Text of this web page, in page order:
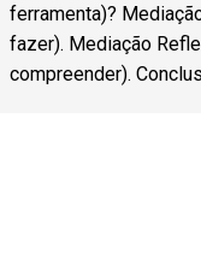
ferramenta)?
fazer). Mediação
compreender).